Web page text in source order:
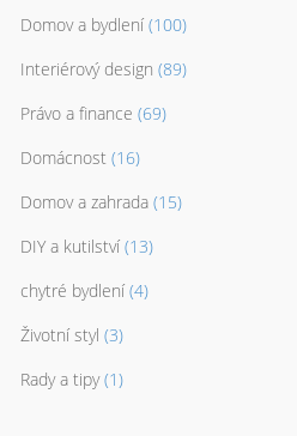
Domov a bydlení (100)
Interiérový design (89)
Právo a finance (69)
Domácnost (16)
Domov a zahrada (15)
DIY a kutilství (13)
chytré bydlení (4)
Životní styl (3)
Rady a tipy (1)